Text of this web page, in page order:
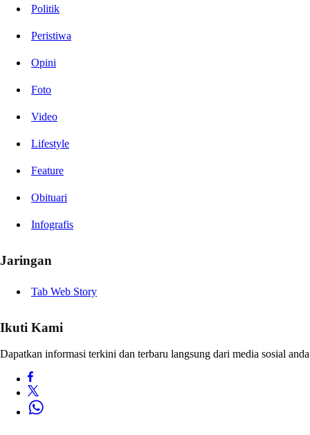
Politik
Peristiwa
Opini
Foto
Video
Lifestyle
Feature
Obituari
Infografis
Jaringan
Tab Web Story
Ikuti Kami
Dapatkan informasi terkini dan terbaru langsung dari media sosial anda